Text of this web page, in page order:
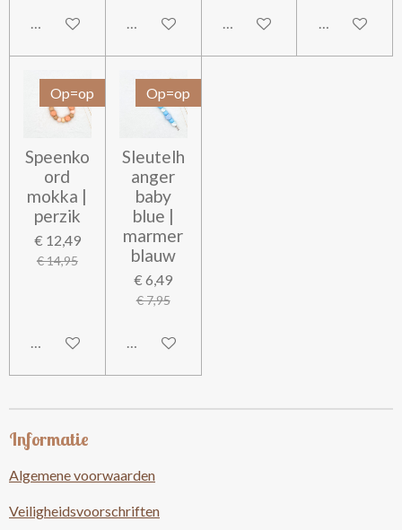
In winkelwagen In winkelwagen In winkelwagen In
Op=op
Speenko
ord
mokka |
perzik
€ 12,49
€ 14,95
In winkelwagen
Op=op
Sleutelh
anger
baby
blue |
marmer
blauw
€ 6,49
€ 7,95
In winkelwagen
Informatie
Algemene voorwaarden
Veiligheidsvoorschriften